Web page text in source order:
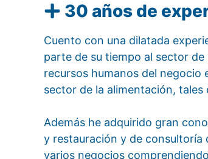
30 años de
Cuento con una dilatada
parte de su tiempo al sector
recursos humanos del negocio
sector de la alimentación,
Además he adquirido gran
y restauración y de consultoría
varios negocios